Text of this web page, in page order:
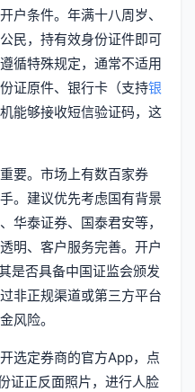
户条件。年满十八周岁、
民，持有效身份证件即可
循特殊规定，通常不适用
证原件、银行卡（支持银
能够接收短信验证码，这
要。市场上有数百家券
。建议优先考虑国有背景
华泰证券、国泰君安等，
透明、客户服务完善。开户
是否具备中国证监会颁发
非正规渠道或第三方平台
风险。
选定券商的官方App，点
证正反面照片，进行人脸